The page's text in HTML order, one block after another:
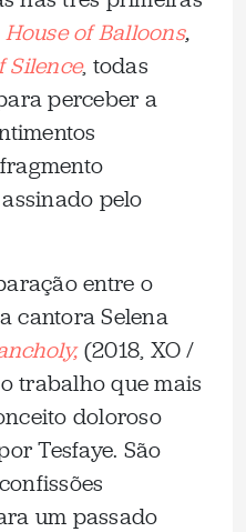
House of Balloons,
Silence, todas
perceber a
pelo
entre o
cantora Selena
(2018, XO /
trabalho que mais
doloroso
Tesfaye. São
um passado